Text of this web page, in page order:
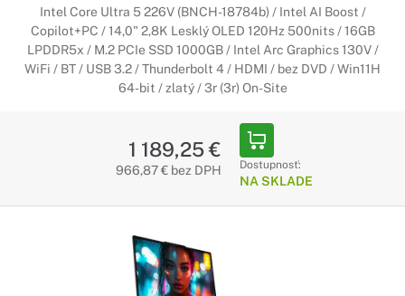
Intel Core Ultra 5 226V (BNCH-18784b) / Intel AI Boost /
Copilot+PC / 14,0" 2,8K Lesklý OLED 120Hz 500nits / 16GB
LPDDR5x / M.2 PCIe SSD 1000GB / Intel Arc Graphics 130V /
WiFi / BT / USB 3.2 / Thunderbolt 4 / HDMI / bez DVD / Win11H
64-bit / zlatý / 3r (3r) On-Site
1 189,25 €
966,87 € bez DPH Dostupnosť:
NA SKLADE